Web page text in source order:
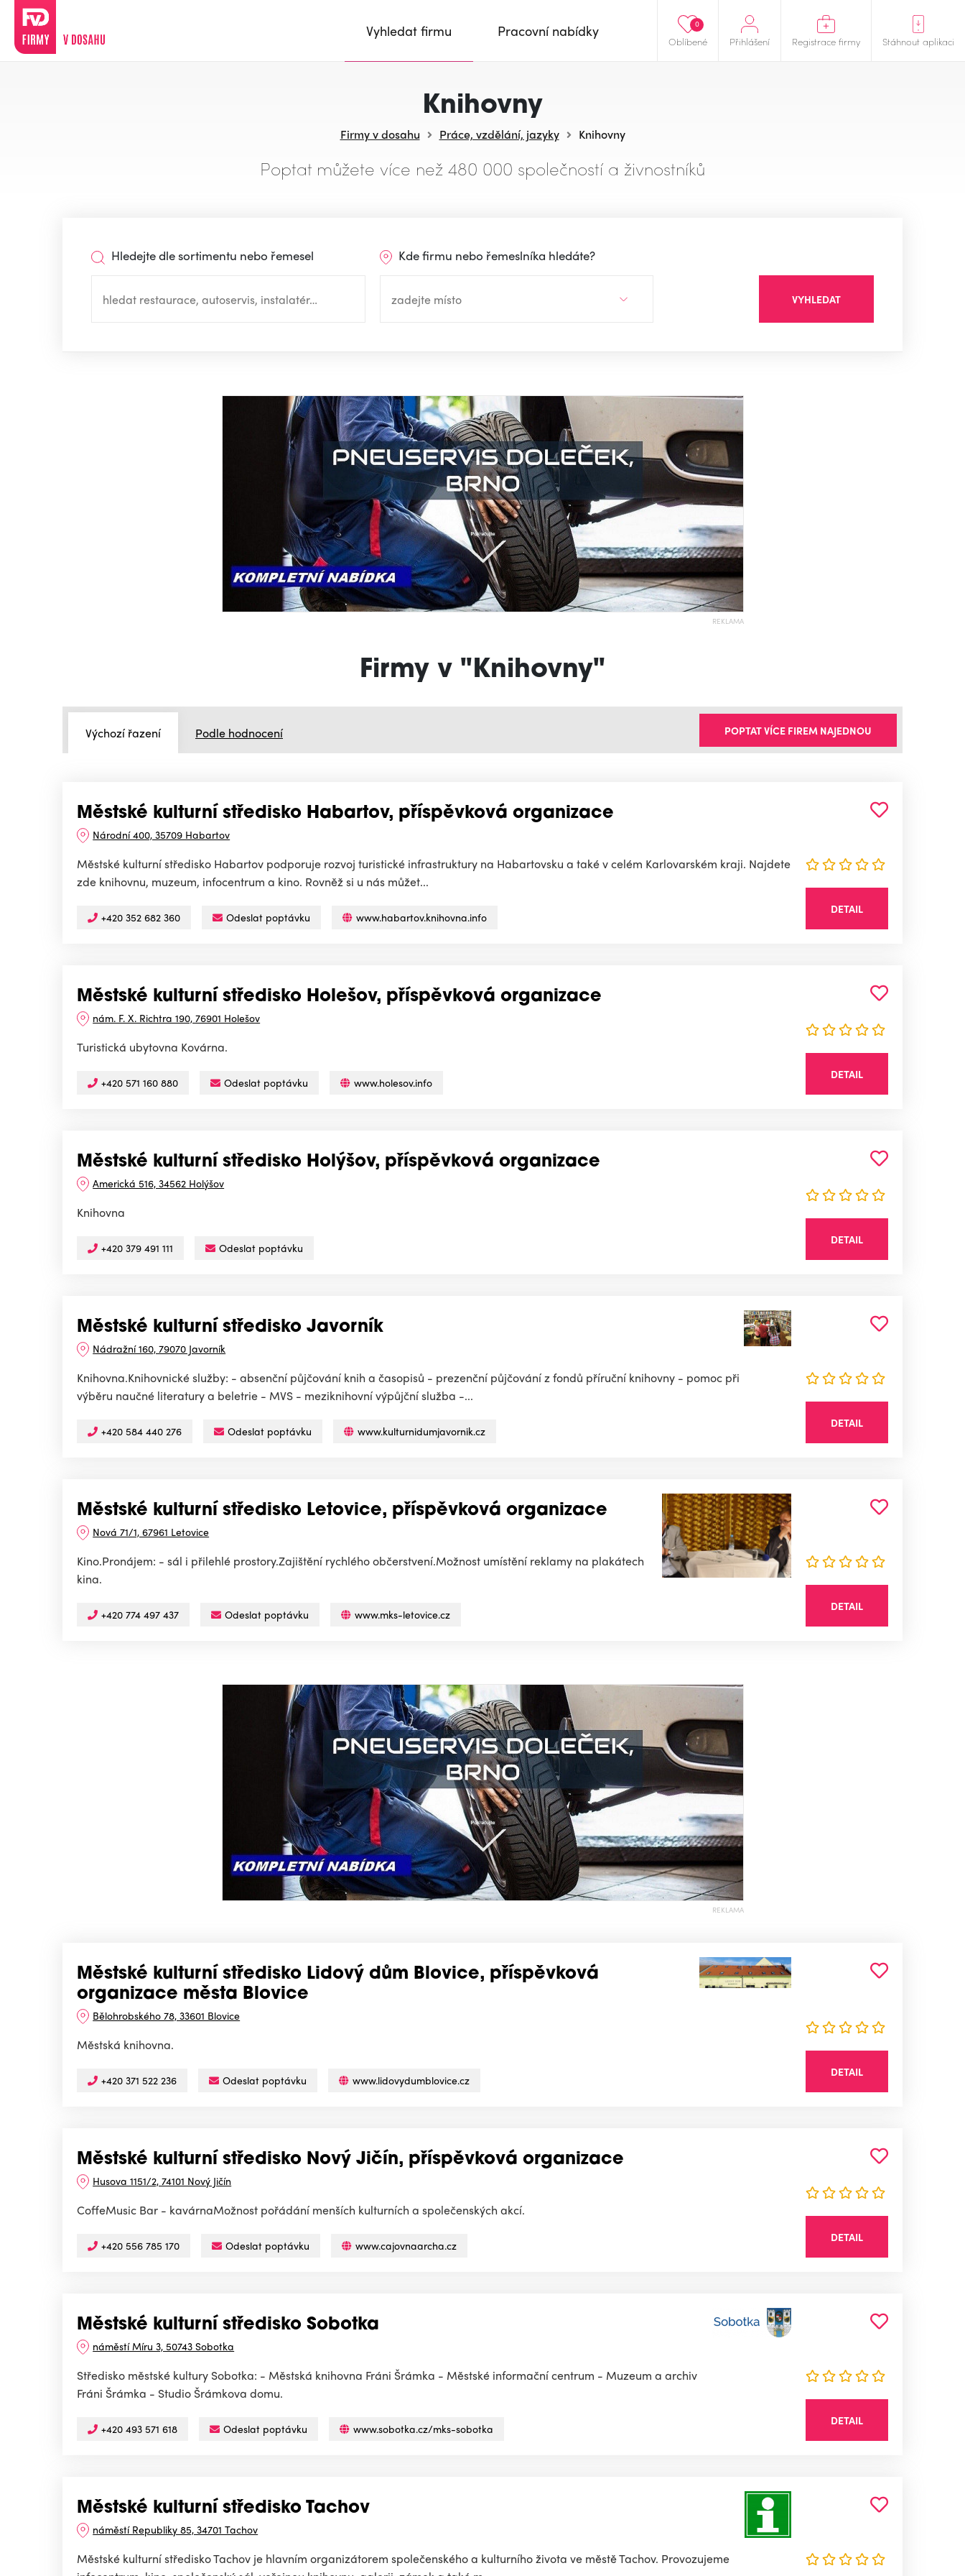
Oblíbené
0
Přihlášení Registrace firmy Stáhnout aplikaci
Vyhledat firmu Pracovní nabídky
Knihovny
Firmy v dosahu Práce, vzdělání, jazyky Knihovny
Poptat můžete více než 480 000 společností a živnostníků
Hledejte dle sortimentu nebo řemesel Kde firmu nebo řemeslníka hledáte?
VYHLEDAT
REKLAMA
Firmy v "Knihovny"
Výchozí řazení Podle hodnocení POPTAT VÍCE FIREM NAJEDNOU
Městské kulturní středisko Habartov, příspěvková organizace
Národní 400, 35709 Habartov
Městské kulturní středisko Habartov podporuje rozvoj turistické infrastruktury na Habartovsku a také v celém Karlovarském kraji. Najdete
zde knihovnu, muzeum, infocentrum a kino. Rovněž si u nás můžet...
+420 352 682 360 Odeslat poptávku www.habartov.knihovna.info
DETAIL
Městské kulturní středisko Holešov, příspěvková organizace
nám. F. X. Richtra 190, 76901 Holešov
Turistická ubytovna Kovárna.
+420 571 160 880 Odeslat poptávku www.holesov.info
DETAIL
Městské kulturní středisko Holýšov, příspěvková organizace
Americká 516, 34562 Holýšov
Knihovna
+420 379 491 111 Odeslat poptávku
DETAIL
Městské kulturní středisko Javorník
Nádražní 160, 79070 Javorník
Knihovna.Knihovnické služby: - absenční půjčování knih a časopisů - prezenční půjčování z fondů příruční knihovny - pomoc při
výběru naučné literatury a beletrie - MVS - meziknihovní výpůjční služba -...
+420 584 440 276 Odeslat poptávku www.kulturnidumjavornik.cz
DETAIL
Městské kulturní středisko Letovice, příspěvková organizace
Nová 71/1, 67961 Letovice
Kino.Pronájem: - sál i přilehlé prostory.Zajištění rychlého občerstvení.Možnost umístění reklamy na plakátech
kina.
+420 774 497 437 Odeslat poptávku www.mks-letovice.cz
DETAIL
REKLAMA
Městské kulturní středisko Lidový dům Blovice, příspěvková
organizace města Blovice
Bělohrobského 78, 33601 Blovice
Městská knihovna.
+420 371 522 236 Odeslat poptávku www.lidovydumblovice.cz
DETAIL
Městské kulturní středisko Nový Jičín, příspěvková organizace
Husova 1151/2, 74101 Nový Jičín
CoffeMusic Bar - kavárnaMožnost pořádání menších kulturních a společenských akcí.
+420 556 785 170 Odeslat poptávku www.cajovnaarcha.cz
DETAIL
Městské kulturní středisko Sobotka
náměstí Míru 3, 50743 Sobotka
Středisko městské kultury Sobotka: - Městská knihovna Fráni Šrámka - Městské informační centrum - Muzeum a archiv
Fráni Šrámka - Studio Šrámkova domu.
+420 493 571 618 Odeslat poptávku www.sobotka.cz/mks-sobotka
DETAIL
Městské kulturní středisko Tachov
náměstí Republiky 85, 34701 Tachov
Městské kulturní středisko Tachov je hlavním organizátorem společenského a kulturního života ve městě Tachov. Provozujeme